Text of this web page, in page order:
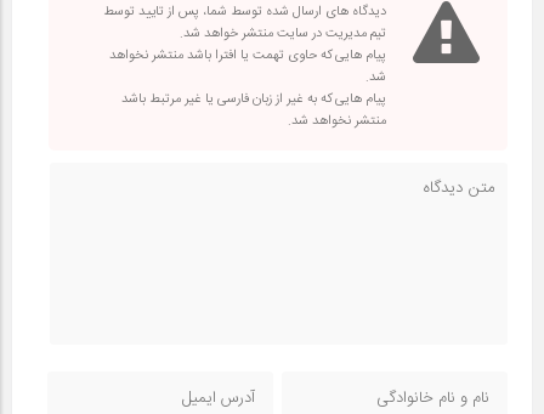
دیدگاه های ارسال شده توسط شما، پس از تایید توسط
تیم مدیریت در سایت منتشر خواهد شد.
پیام هایی که حاوی تهمت یا افترا باشد منتشر نخواهد
شد.
پیام هایی که به غیر از زبان فارسی یا غیر مرتبط باشد
منتشر نخواهد شد.